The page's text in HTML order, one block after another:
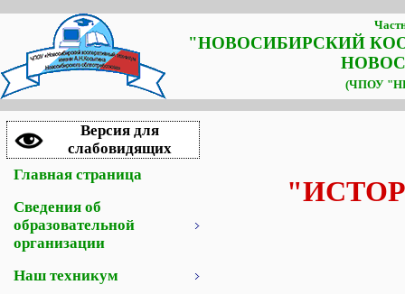
"НОВОСИБИРСКИЙ
(ЧПОУ
Версия для
слабовидящих
Главная страница
Сведения об
образовательной
организации
Наш техникум